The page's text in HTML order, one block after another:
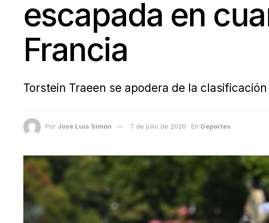
escapada en
Francia
Torstein Traeen se apodera de la
Por José Luis Simón 7 de julio de 2026 En Deportes